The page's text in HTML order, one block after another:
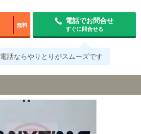
無料
電話でお問合せ
すぐに問合せる
電話ならやりとりがスムーズです